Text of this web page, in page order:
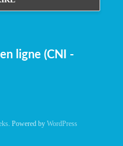
ligne (CNI -
. Powered by WordPress